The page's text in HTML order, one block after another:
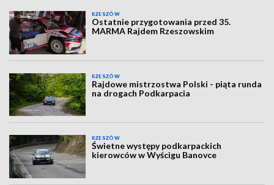
RZESZÓW
Ostatnie przygotowania przed 35.
MARMA Rajdem Rzeszowskim
RZESZÓW
Rajdowe mistrzostwa Polski - piąta runda
na drogach Podkarpacia
RZESZÓW
Świetne występy podkarpackich
kierowców w Wyścigu Banovce